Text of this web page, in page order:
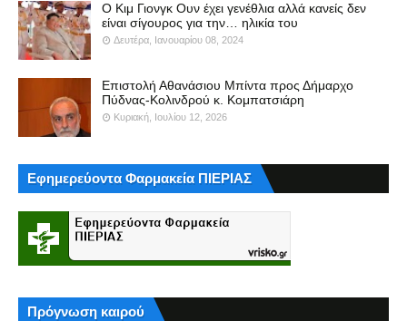
Ο Κιμ Γιονγκ Ουν έχει γενέθλια αλλά κανείς δεν
είναι σίγουρος για την… ηλικία του
Δευτέρα, Ιανουαρίου 08, 2024
Επιστολή Αθανάσιου Μπίντα προς Δήμαρχο
Πύδνας-Κολινδρού κ. Κομπατσιάρη
Κυριακή, Ιουλίου 12, 2026
Εφημερεύοντα Φαρμακεία ΠΙΕΡΙΑΣ
Πρόγνωση καιρού